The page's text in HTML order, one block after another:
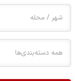
شهر / محله
همه دسته‌بندی‌ها